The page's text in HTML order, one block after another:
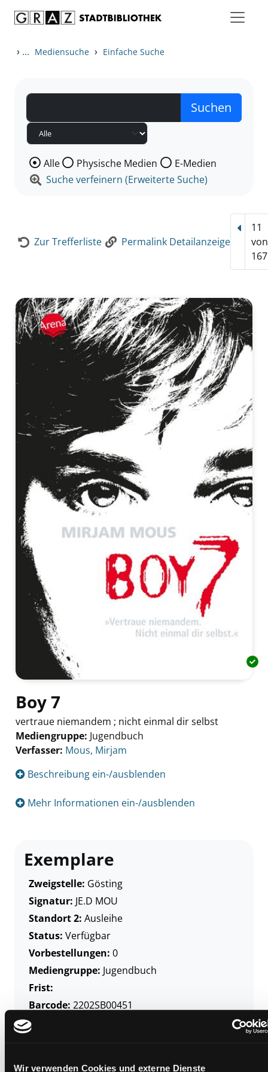
Wir verwenden Cookies und externe Dienste
› ... Mediensuche › Einfache Suche
Wählen Sie die Medienart nach der Sie suchen wollen.
Alle Physische Medien
E-Medien
Suche verfeinern (Erweiterte Suche)
Zur Trefferliste Permalink Detailanzeige
11
von
167
Boy 7
vertraue niemandem ; nicht einmal dir selbst
Mediengruppe: Jugendbuch
Verfasser: Suche nach diesem Verfasser
Mous, Mirjam
Beschreibung ein-/ausblenden
Mehr Informationen ein-/ausblenden
Exemplare
Zweigstelle: Gösting
Signatur: JE.D MOU
Standort 2: Ausleihe
Status: Verfügbar
Vorbestellungen: 0
Mediengruppe: Jugendbuch
Frist:
Barcode: 2202SB00451
Standort 3: